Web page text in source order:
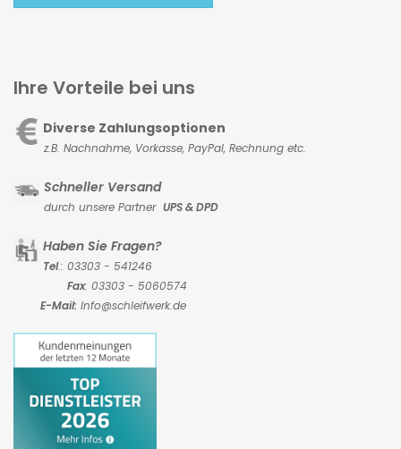
Ihre Vorteile bei uns
Diverse Zahlungsoptionen
z.B. Nachnahme, Vorkasse, PayPal, Rechnung etc.
Schneller Versand
durch unsere Partner UPS & DPD
Haben Sie Fragen?
Tel.: 03303 - 541246
Fax: 03303 - 5060574
E-Mail: Info@schleifwerk.de